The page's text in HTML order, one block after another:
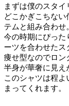
まずは僕のスタイ
どこかぎこちな
テムと組み合わせ
今の時期にぴった
ーツを合わせたス
痩せ型なのでロン
半身が華奢に見え
このシャツは程
まってくれます。